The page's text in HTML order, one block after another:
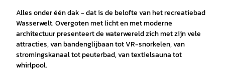
Alles onder één dak - dat is de belofte van het recreatiebad
Wasserwelt. Overgoten met licht en met moderne
architectuur presenteert de waterwereld zich met zijn vele
attracties, van bandenglijbaan tot VR-snorkelen, van
stromingskanaal tot peuterbad, van textielsauna tot
whirlpool.